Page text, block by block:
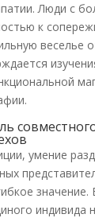
Люди с
к
веселье
умение
значение.
индивида